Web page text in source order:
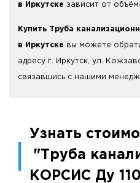
в Иркутске зависит от
Купить Труба
в Иркутске вы можете
адресу г. Иркутск, ул.
связавшись с нашими
Узнать
"Труба
КОРСИС Ду